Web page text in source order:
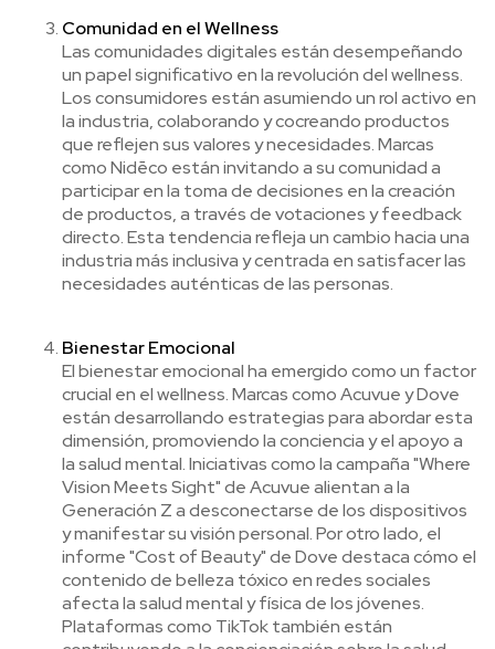
Comunidad en el Wellness
Las comunidades digitales están desempeñando
un papel significativo en la revolución del wellness.
Los consumidores están asumiendo un rol activo en
la industria, colaborando y cocreando productos
que reflejen sus valores y necesidades. Marcas
como Nidēco están invitando a su comunidad a
participar en la toma de decisiones en la creación
de productos, a través de votaciones y feedback
directo. Esta tendencia refleja un cambio hacia una
industria más inclusiva y centrada en satisfacer las
necesidades auténticas de las personas.
Bienestar Emocional
El bienestar emocional ha emergido como un factor
crucial en el wellness. Marcas como Acuvue y Dove
están desarrollando estrategias para abordar esta
dimensión, promoviendo la conciencia y el apoyo a
la salud mental. Iniciativas como la campaña "Where
Vision Meets Sight" de Acuvue alientan a la
Generación Z a desconectarse de los dispositivos
y manifestar su visión personal. Por otro lado, el
informe "Cost of Beauty" de Dove destaca cómo el
contenido de belleza tóxico en redes sociales
afecta la salud mental y física de los jóvenes.
Plataformas como TikTok también están